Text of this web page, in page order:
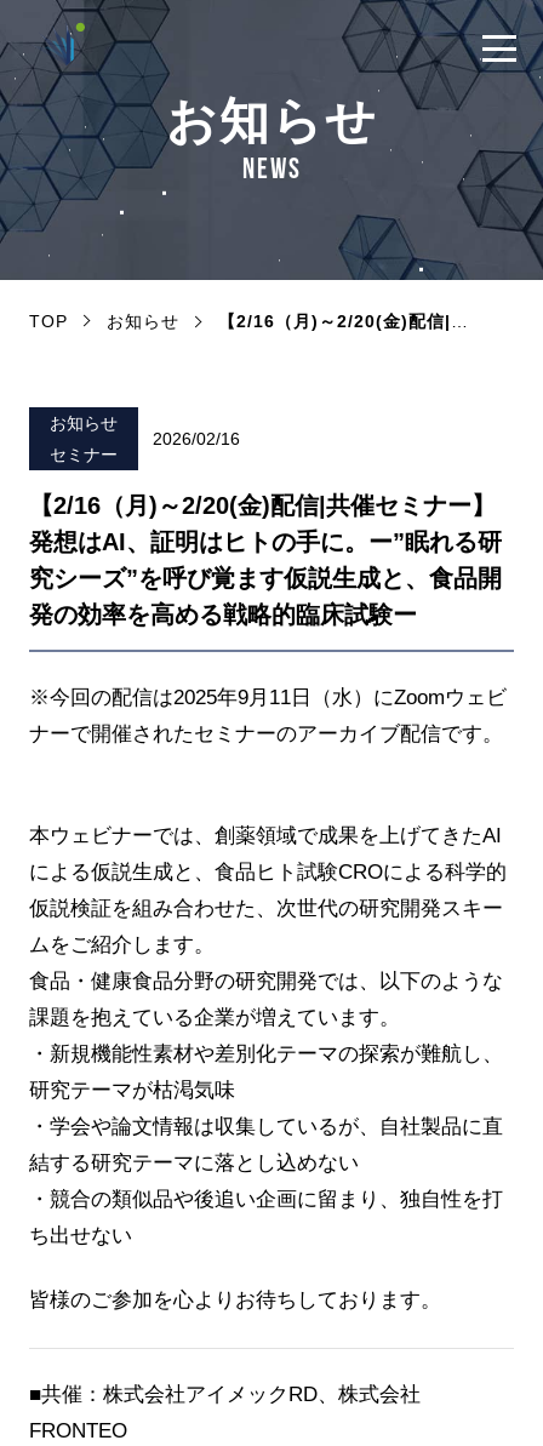
お知らせ
NEWS
TOP お知らせ 【2/16（月)～2/20(金)配信|共催セミナー】発想はAI、証明はヒトの手に。ー”眠れる研究シーズ”を呼び覚ます仮説生成と、食品開発の効率を高める戦略的臨床試験ー
お知らせ
セミナー
2026/02/16
【2/16（月)～2/20(金)配信|共催セミナー】
発想はAI、証明はヒトの手に。ー”眠れる研
究シーズ”を呼び覚ます仮説生成と、食品開
発の効率を高める戦略的臨床試験ー
※今回の配信は2025年9月11日（水）にZoomウェビ
ナーで開催されたセミナーのアーカイブ配信です。
本ウェビナーでは、創薬領域で成果を上げてきたAI
による仮説生成と、食品ヒト試験CROによる科学的
仮説検証を組み合わせた、次世代の研究開発スキー
ムをご紹介します。
食品・健康食品分野の研究開発では、以下のような
課題を抱えている企業が増えています。
・新規機能性素材や差別化テーマの探索が難航し、
研究テーマが枯渇気味
・学会や論文情報は収集しているが、自社製品に直
結する研究テーマに落とし込めない
・競合の類似品や後追い企画に留まり、独自性を打
ち出せない
皆様のご参加を心よりお待ちしております。
■共催：株式会社アイメックRD、株式会社
FRONTEO